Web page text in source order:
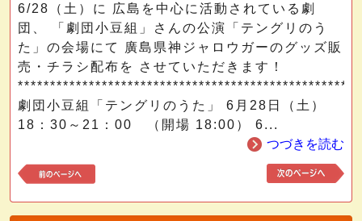
6/28（土）に 広島を中心に活動されている劇
団、 「劇団小豆組」さんの公演「テングリのう
た」の会場にて 廣島県神ジャロウガーのグッズ販
売・チラシ配布を させていただきます！
劇団小豆組「テングリのうた」 6月28日（土）
18：30～21：00 （開場 18:00） 6...
つづきを読む
前
ペ
ー
ジ
へ
次
ペ
ー
ジ
へ